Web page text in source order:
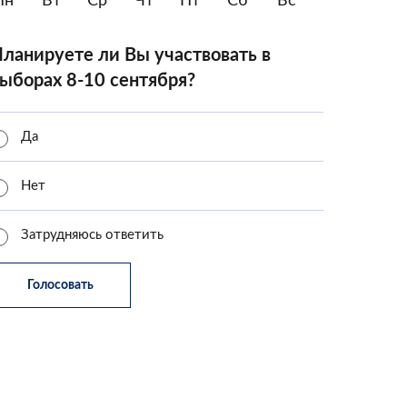
ли Вы участвовать в
8-10 сентября?
Да
Нет
Затрудняюсь ответить